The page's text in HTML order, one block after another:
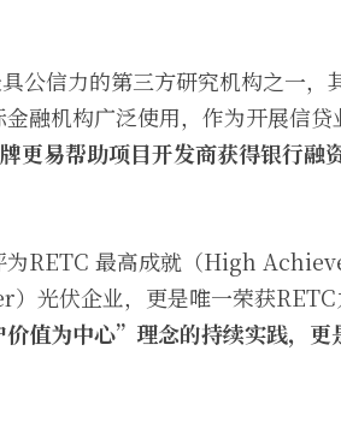
公信力的第三方研究机构之一
融机构广泛使用，作为开展信贷
更易帮助项目开发商获得银行融
为RETC 最高成就（High
光伏企业，更是唯一荣获RETC
值为中心”理念的持续实践，更